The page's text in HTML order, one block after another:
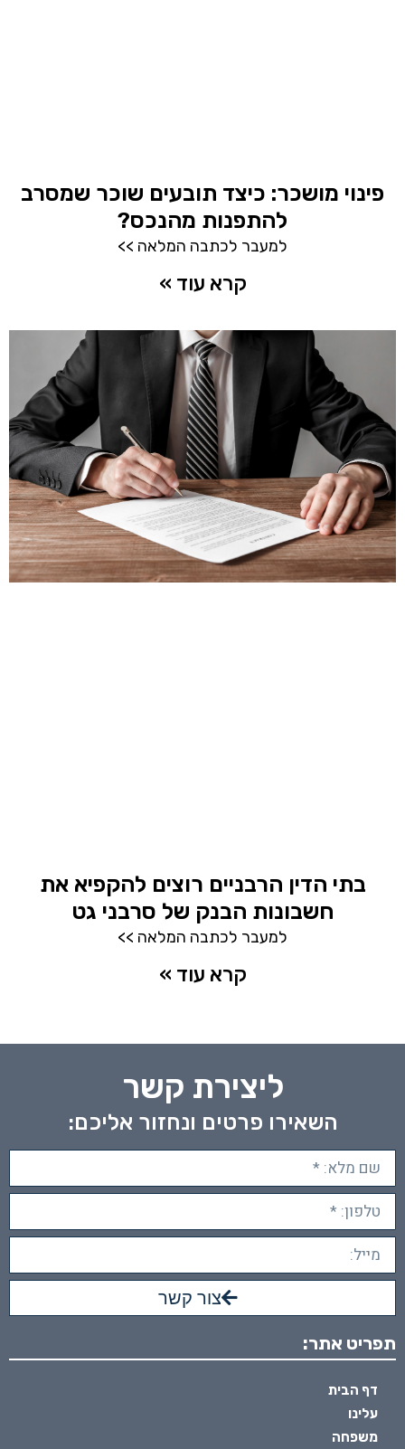
פינוי מושכר: כיצד תובעים שוכר שמסרב
להתפנות מהנכס?
למעבר לכתבה המלאה >>
קרא עוד »
בתי הדין הרבניים רוצים להקפיא את
חשבונות הבנק של סרבני גט
למעבר לכתבה המלאה >>
קרא עוד »
ליצירת קשר
השאירו פרטים ונחזור אליכם:
צור קשר
תפריט אתר:
דף הבית
עלינו
משפחה